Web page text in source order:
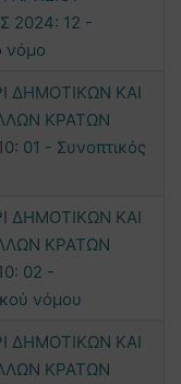
2024: 12 -
νόμο
ΔΗΜΟΤΙΚΩΝ ΚΑΙ
ΚΡΑΤΩΝ
01 - Συνοπτικός
ΔΗΜΟΤΙΚΩΝ ΚΑΙ
ΚΡΑΤΩΝ
02 -
νόμου
ΔΗΜΟΤΙΚΩΝ ΚΑΙ
ΚΡΑΤΩΝ